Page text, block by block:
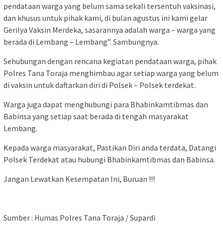
pendataan warga yang belum sama sekali tersentuh vaksinasi,
dan khusus untuk pihak kami, di bulan agustus ini kami gelar
Gerilya Vaksin Merdeka, sasarannya adalah warga – warga yang
berada di Lembang – Lembang”. Sambungnya.
Sehubungan dengan rencana kegiatan pendataan warga, pihak
Polres Tana Toraja menghimbau agar setiap warga yang belum
di vaksin untuk daftarkan diri di Polsek – Polsek terdekat.
Warga juga dapat menghubungi para Bhabinkamtibmas dan
Babinsa yang setiap saat berada di tengah masyarakat
Lembang.
Kepada warga masyarakat, Pastikan Diri anda terdata, Datangi
Polsek Terdekat atau hubungi Bhabinkamtibmas dan Babinsa.
Jangan Lewatkan Kesempatan Ini, Buruan !!!
Sumber : Humas Polres Tana Toraja / Supardi